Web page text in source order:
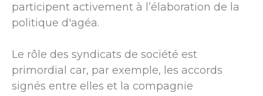
participent activement à l’élaboration de la
politique d'agéa.
Le rôle des syndicats de société est
primordial car, par exemple, les accords
signés entre elles et la compagnie